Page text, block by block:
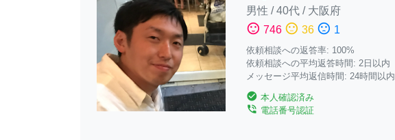
男性 /40代/ 大阪府
sentiment_satisfied 746 sentiment_neutral 36 sentiment_dissatisfied 1
依頼相談への返答率: 100%
依頼相談への平均返答時間: 2日以内
メッセージ平均返信時間: 24時間以内
check_circle 本人確認済み
phone_in_talk 電話番号認証